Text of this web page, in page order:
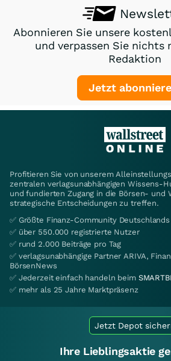
Abonnieren Sie unsere
und verpassen Sie nichts
Redaktion
Jetzt
Profitieren Sie von unserem
zentralen verlagsunabhängigen Wissens-
und fundierten Zugang in die Börsen- und
strategische Entscheidungen zu treffen.
✅ Größte Finanz-Community Deutschlands
✅ über 550.000 registrierte Nutzer
✅ rund 2.000 Beiträge pro Tag
✅ verlagsunabhängige Partner ARIVA,
BörsenNews
✅ Jederzeit einfach handeln beim
✅ mehr als 25 Jahre Marktpräsenz
Jetzt Depot
Ihre Lieblingsaktie